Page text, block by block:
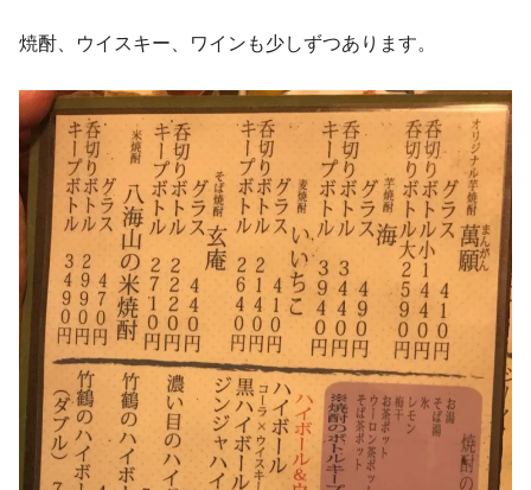
焼酎、ウイスキー、ワインも少しずつあります。